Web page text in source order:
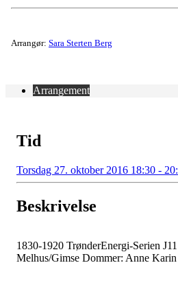
Arrangør: Sara Sterten Berg
Arrangement
Tid
Torsdag 27. oktober 2016 18:30 -
Beskrivelse
1830-1920 TrønderEnergi-Serien
Melhus/Gimse Dommer: Anne